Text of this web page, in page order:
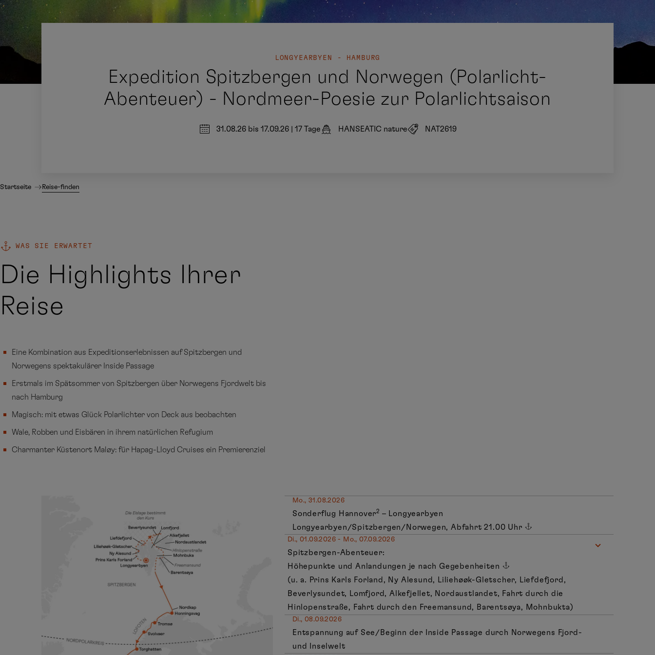
LONGYEARBYEN - HAMBURG
Expedition Spitzbergen und Norwegen (Polarlicht-
Abenteuer) - Nordmeer-Poesie zur Polarlichtsaison
31.08.26 bis 17.09.26 17 Tage HANSEATIC nature NAT2619
Startseite Reise-finden
WAS SIE ERWARTET
Die Highlights Ihrer
Reise
Eine Kombination aus Expeditionserlebnissen auf Spitzbergen und
Norwegens spektakulärer Inside Passage
Erstmals im Spätsommer von Spitzbergen über Norwegens Fjordwelt bis
nach Hamburg
Magisch: mit etwas Glück Polarlichter von Deck aus beobachten
Wale, Robben und Eisbären in ihrem natürlichen Refugium
Charmanter Küstenort Maløy: für Hapag-Lloyd Cruises ein Premierenziel
Mo., 31.08.2026
Sonderflug Hannover2 – Longyearbyen
Longyearbyen/Spitzbergen/Norwegen, Abfahrt 21.00 Uhr
Di., 01.09.2026 - Mo., 07.09.2026
Spitzbergen-Abenteuer:
Höhepunkte und Anlandungen je nach Gegebenheiten
(u. a. Prins Karls Forland, Ny Alesund, Liliehøøk-Gletscher, Liefdefjord,
Beverlysundet, Lomfjord, Alkefjellet, Nordaustlandet, Fahrt durch die
Hinlopenstraße, Fahrt durch den Freemansund, Barentsøya, Mohnbukta)
Di., 08.09.2026
Entspannung auf See/Beginn der Inside Passage durch Norwegens Fjord-
und Inselwelt